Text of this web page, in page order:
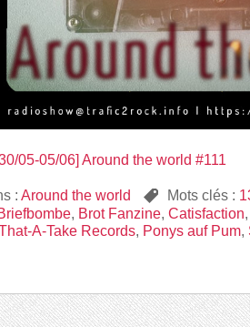
05-05/06] Around the world #111
: Around the world , Mots clés :
, Brot Fanzine, Catisfaction,
A-Take Records, Ponys auf Pum,